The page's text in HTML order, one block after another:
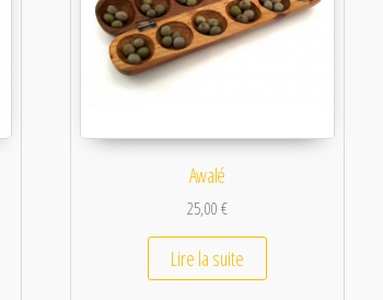
Awalé
25,00€
Lire la suite